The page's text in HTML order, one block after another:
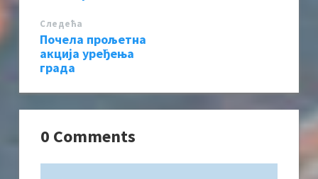
Следећa
Почела прољетна
акција уређења
града
0 Comments